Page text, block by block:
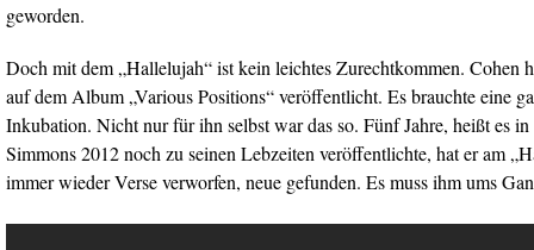
geworden.
Doch mit dem „Hallelujah“ ist kein leichtes Zurechtkommen. Cohen
auf dem Album „Various Positions“ veröffentlicht. Es brauchte eine
Inkubation. Nicht nur für ihn selbst war das so. Fünf Jahre, heißt es
Simmons 2012 noch zu seinen Lebzeiten veröffentlichte, hat er am
immer wieder Verse verworfen, neue gefunden. Es muss ihm ums